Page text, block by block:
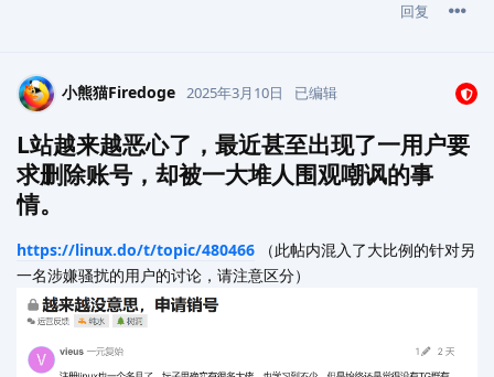
回复
小熊猫Firedoge 2025年3月10日 已编辑
L站越来越恶心了，最近甚至出现了一用户要
求删除账号，却被一大堆人围观嘲讽的事
情。
https://linux.do/t/topic/480466 （此帖内混入了大比例的针对另
一名涉嫌骚扰的用户的讨论，请注意区分）